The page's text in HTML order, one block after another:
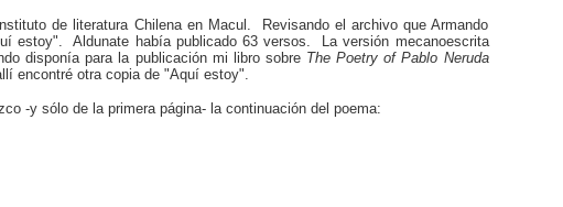
de literatura Chilena en Macul. Revisando el archivo que Armando
estoy". Aldunate había publicado 63 versos. La versión mecanoescrita
disponía para la publicación mi libro sobre The Poetry of Pablo Neruda
encontré otra copia de "Aquí estoy".
-y sólo de la primera página- la continuación del poema: